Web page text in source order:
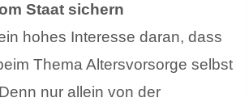
Staat sichern
hohes Interesse daran, dass
Thema Altersvorsorge selbst
nur allein von der